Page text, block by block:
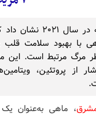
یک مطالعه در سال
با بهبود سلامت قلب
مرگ مرتبط است. این
از پروتئین،
، ماهی به‌عنوان